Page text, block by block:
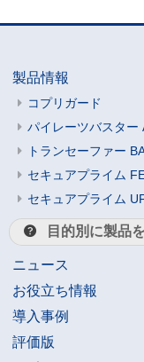
製品情報
コプリガード
パイレーツバスター
トランセーファー
セキュアプライム
セキュアプライム
目的別に製品
ニュース
お役立ち情報
導入事例
評価版